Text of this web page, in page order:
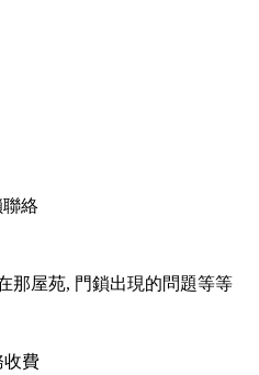
聯絡
那屋苑, 門鎖出現的問題等等
收費